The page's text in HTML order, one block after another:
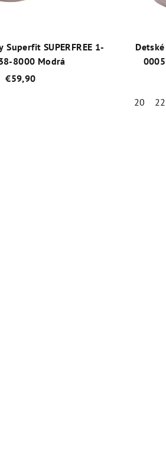
SUPERFREE 1-
8000 Modrá
€59,90
20
22